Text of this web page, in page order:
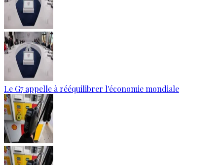
Le G7 appelle à rééquilibrer l'économie mondiale